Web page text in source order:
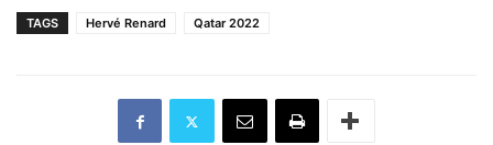
TAGS Hervé Renard Qatar 2022